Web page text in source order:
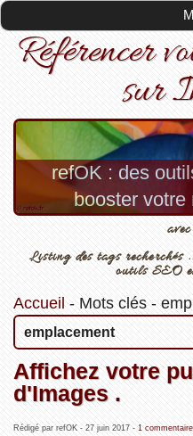
Référencer
sur
refOK : des
booster votre
Listing des tags
outils SEO
Accueil - Mots clés-
emplacement
Affichez votre
d'Images .
Rédigé par refOK - 27 juin 2017- 1 commentaire